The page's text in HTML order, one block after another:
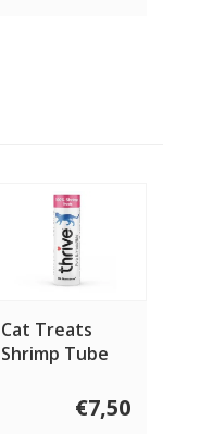
Cat Treats
Shrimp Tube
€7,50